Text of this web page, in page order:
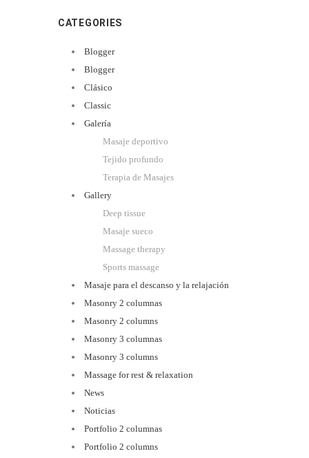
CATEGORIES
Blogger
Blogger
Clásico
Classic
Galería
Masaje deportivo
Tejido profundo
Terapia de Masajes
Gallery
Deep tissue
Masaje sueco
Massage therapy
Sports massage
Masaje para el descanso y la relajación
Masonry 2 columnas
Masonry 2 columns
Masonry 3 columnas
Masonry 3 columns
Massage for rest & relaxation
News
Noticias
Portfolio 2 columnas
Portfolio 2 columns